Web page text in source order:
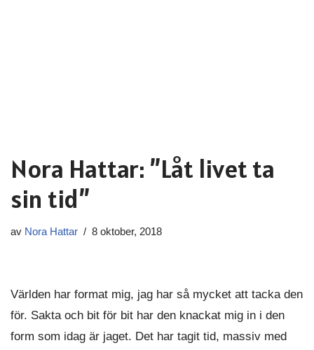
Nora Hattar: ”Låt livet ta
sin tid”
av Nora Hattar 8 oktober, 2018
Världen har format mig, jag har så mycket att tacka den
för. Sakta och bit för bit har den knackat mig in i den
form som idag är jaget. Det har tagit tid, massiv med